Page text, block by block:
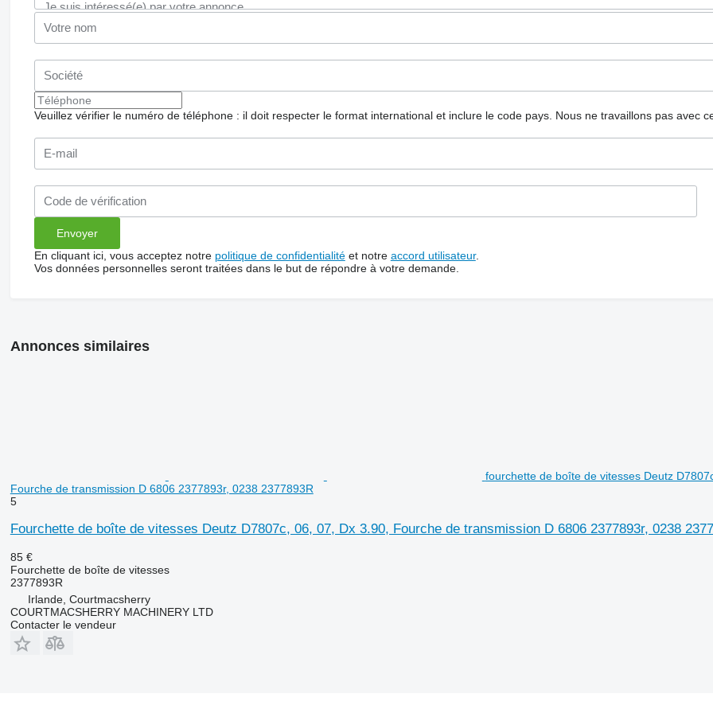
Veuillez vérifier le numéro de téléphone : il doit respecter le format international et inclure le code pays. Nous ne travaillons pas avec
En cliquant ici, vous acceptez notre politique de confidentialitéet notre accord utilisateur.
Vos données personnelles seront traitées dans le but de répondre à votre demande.
Annonces similaires
fourchette de boîte de vitesses Deutz
Fourche de transmission D 6806 2377893r, 0238 2377893R
5
Fourchette de boîte de vitesses Deutz D7807c, 06, 07, Dx 3.90, Fourche de transmission D 6806 2377893r, 0238
85 €
Fourchette de boîte de vitesses
2377893R
Irlande, Courtmacsherry
COURTMACSHERRY MACHINERY LTD
Contacter le vendeur